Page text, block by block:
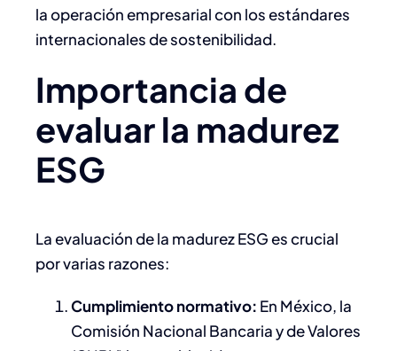
la operación empresarial con los estándares
internacionales de sostenibilidad.​
Importancia de
evaluar la madurez
ESG
La evaluación de la madurez ESG es crucial
por varias razones:​
Cumplimiento normativo: En México, la
Comisión Nacional Bancaria y de Valores